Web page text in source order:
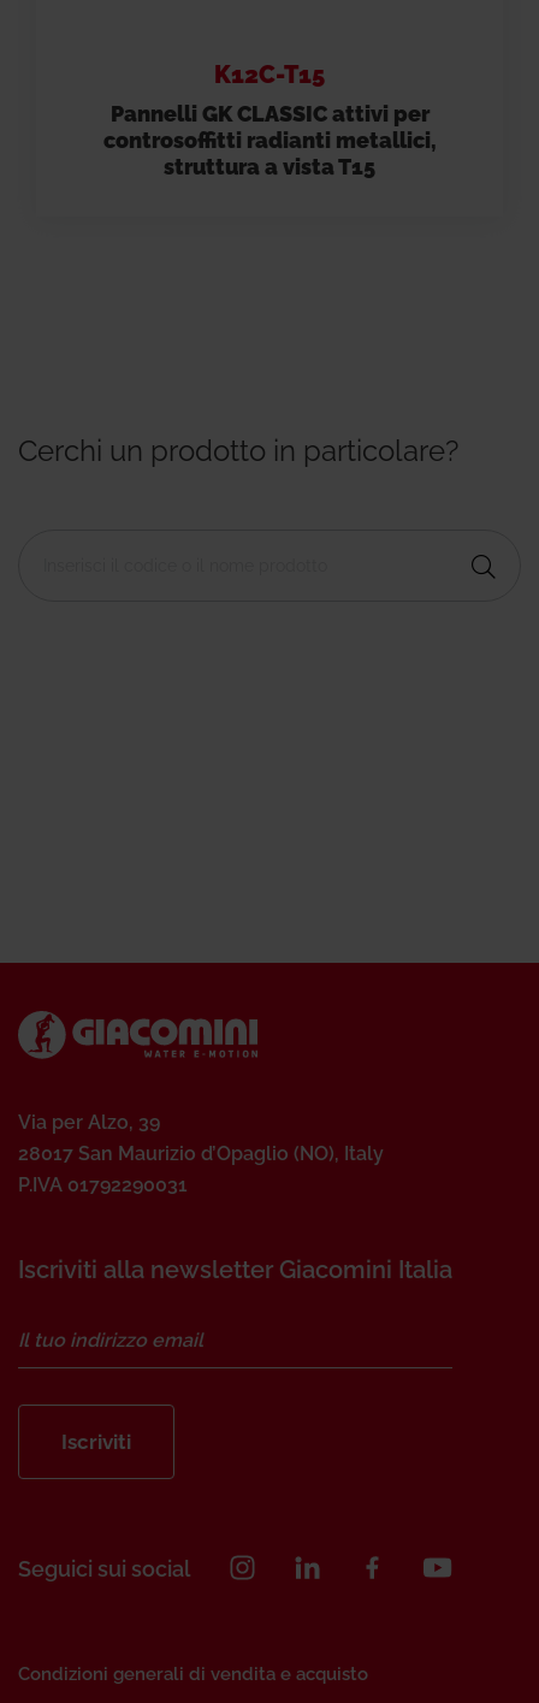
K12C-T15
Pannelli GK CLASSIC attivi per
controsoffitti radianti metallici,
struttura a vista T15
Cerchi un prodotto in particolare?
Via per Alzo, 39
28017 San Maurizio d’Opaglio (NO), Italy
P.IVA 01792290031
Iscriviti alla newsletter Giacomini Italia
Iscriviti
Seguici sui social
Condizioni generali di vendita e acquisto